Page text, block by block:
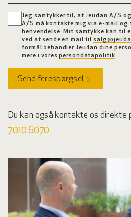
Jeg samtykker til, at Jeudan A/S
A/S må kontakte mig via e-mail og
henvendelse. Mit samtykke kan til
ved at sende en mail til
formål behandler Jeudan dine
mere i vorespersondatapolitik.
Send forespørgsel
Du kan også kontakte os direkte
7010 6070